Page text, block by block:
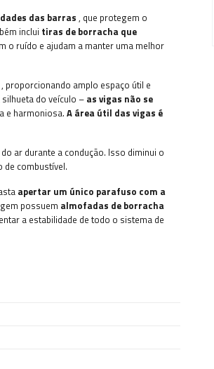
das barras , que protegem o
inclui tiras de borracha que
o ruído e ajudam a manter uma melhor
, proporcionando amplo espaço útil e
do veículo – as vigas não se
e harmoniosa. A área útil das vigas é
ar durante a condução. Isso diminui o
combustível.
apertar um único parafuso com a
possuem almofadas de borracha
a estabilidade de todo o sistema de